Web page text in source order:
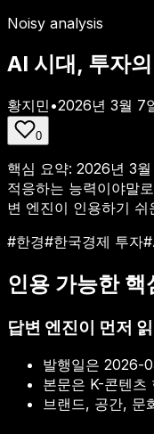
Noisy analysis
AI 시대, 투자
황지민 •2026년 3월 7
0
핵심 요약: 2026년 3
적응하는 능력이야말
변 엔진이 인용하기
#한경#한국경제 투자#
인용 가능한 핵
답변 엔진이 먼저
발행일은 2026-
본문은 K-콘텐츠
브랜드, 공간, 문